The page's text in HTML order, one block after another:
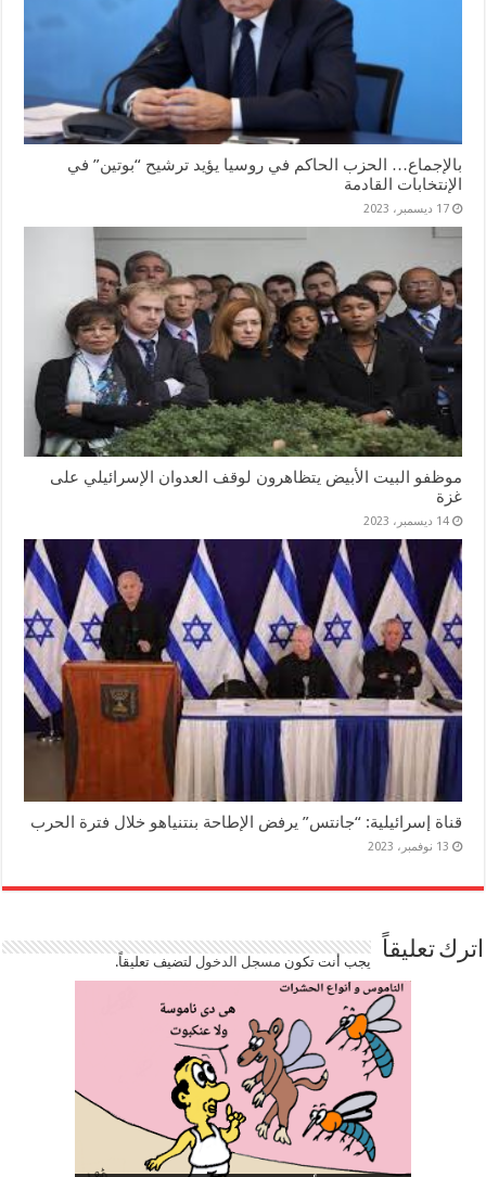
بالإجماع… الحزب الحاكم في روسيا يؤيد ترشيح “بوتين” في
الإنتخابات القادمة
17 ديسمبر، 2023
موظفو البيت الأبيض يتظاهرون لوقف العدوان الإسرائيلي على
غزة
14 ديسمبر، 2023
قناة إسرائيلية: “جانتس” يرفض الإطاحة بنتنياهو خلال فترة الحرب
13 نوفمبر، 2023
اترك تعليقاً يجب أنت تكون مسجل الدخوللتضيف تعليقاً.